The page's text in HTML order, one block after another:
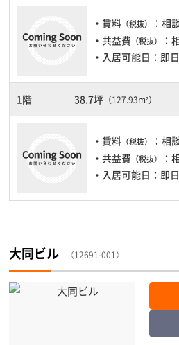
があまりかかりません。
・賃料 （税抜） ：相
・共益費 （税抜）
：
・入居可能日：即日
1階 38.7坪 （127.93m²）
・賃料 （税抜） ：相
・共益費 （税抜）
：
・入居可能日：即日
大同ビル 〈12691-001〉